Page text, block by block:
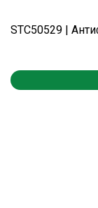
STC50529 |